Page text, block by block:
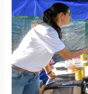
en
Entre
Ríos